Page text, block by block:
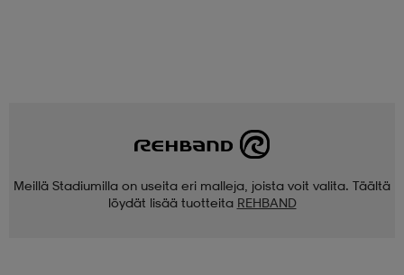
Meillä Stadiumilla on useita eri malleja, joista voit valita. Täältä
löydät lisää tuotteita REHBAND